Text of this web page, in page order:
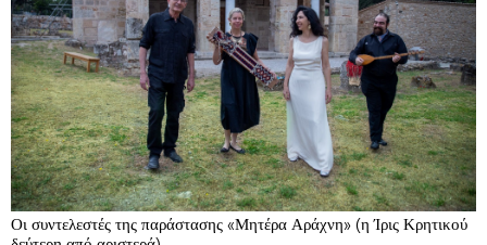
Οι συντελεστές της παράστασης «Μητέρα Αράχνη» (η Ίρις Κρητικού